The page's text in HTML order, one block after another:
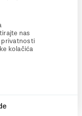
nas
privatnosti
kolačića